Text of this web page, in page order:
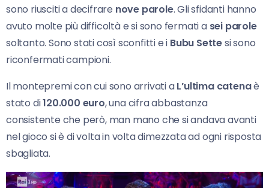
sono riusciti a decifrare nove parole. Gli sfidanti hanno
avuto molte più difficoltà e si sono fermati a sei parole
soltanto. Sono stati così sconfitti e i Bubu Settesi sono
riconfermati campioni.
Il montepremi con cui sono arrivati aL’ultima catenaè
stato di120.000 euro, una cifra abbastanza
consistente che però, man mano che si andava avanti
nel gioco si è di volta in volta dimezzata ad ogni risposta
sbagliata.